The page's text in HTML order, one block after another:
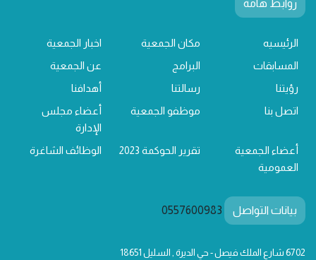
روابط هامة
الرئيسيه مكان الجمعية
اخبار الجمعية
المسابقات
البرامج
عن الجمعية
رؤيتنا
رسالتنا
أهدافنا
اتصل بنا
موظفو الجمعية
أعضاء مجلس
الإدارة
أعضاء الجمعية
العمومية
تقرير الحوكمة 2023 الوظائف الشاغرة
بيانات التواصل 0557600983
6702 شارع الملك فيصل - حي الديرة , السليل 18651